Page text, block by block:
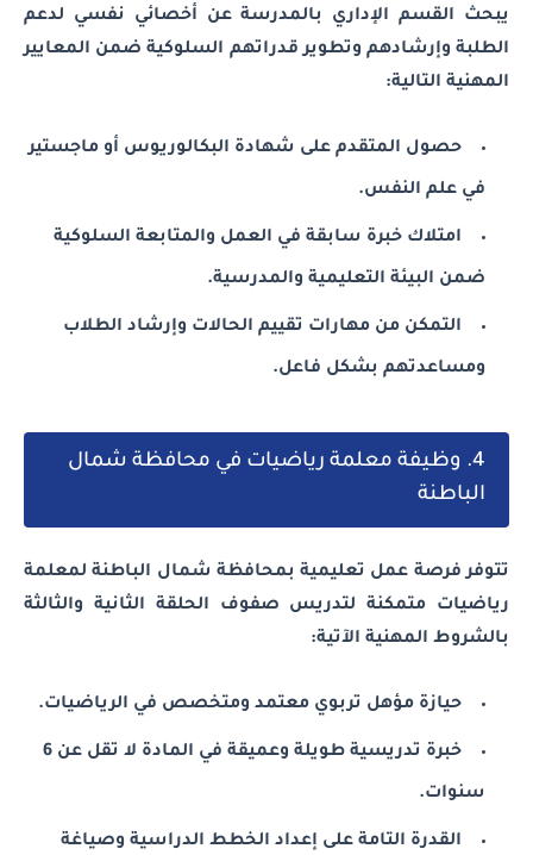
يبحث القسم الإداري بالمدرسة عن أخصائي نفسي لدعم
الطلبة وإرشادهم وتطوير قدراتهم السلوكية ضمن المعايير
المهنية التالية:
حصول المتقدم على شهادة البكالوريوس أو ماجستير
في علم النفس.
امتلاك خبرة سابقة في العمل والمتابعة السلوكية
ضمن البيئة التعليمية والمدرسية.
التمكن من مهارات تقييم الحالات وإرشاد الطلاب
ومساعدتهم بشكل فاعل.
4. وظيفة معلمة رياضيات في محافظة شمال
الباطنة
تتوفر فرصة عمل تعليمية بمحافظة شمال الباطنة لمعلمة
رياضيات متمكنة لتدريس صفوف الحلقة الثانية والثالثة
بالشروط المهنية الآتية:
حيازة مؤهل تربوي معتمد ومتخصص في الرياضيات.
خبرة تدريسية طويلة وعميقة في المادة لا تقل عن 6
سنوات.
القدرة التامة على إعداد الخطط الدراسية وصياغة